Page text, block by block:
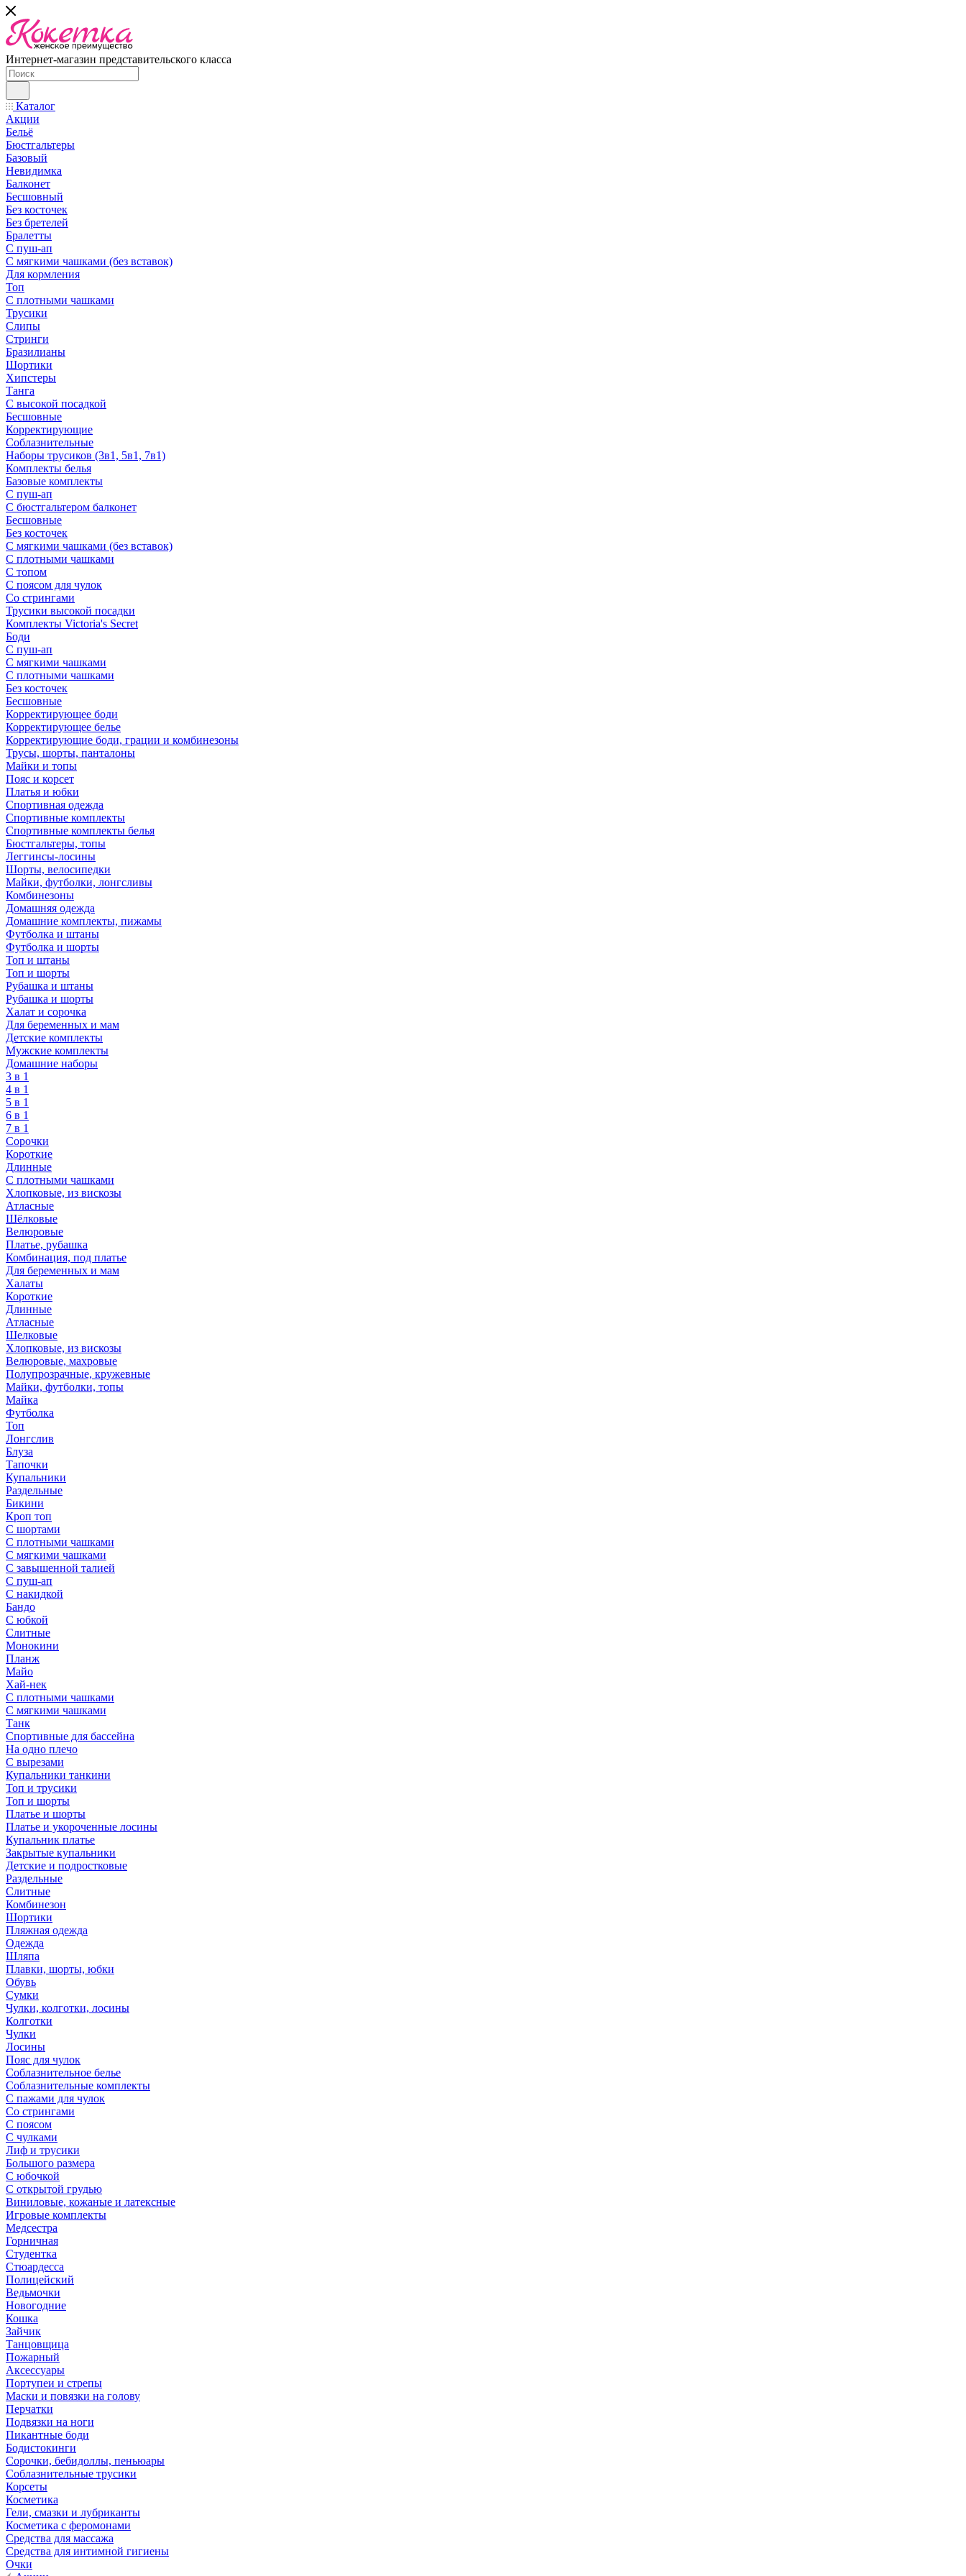
Интернет-магазин представительского класса
Каталог
Акции
Бельё
Бюстгальтеры
Базовый
Невидимка
Балконет
Бесшовный
Без косточек
Без бретелей
Бралетты
С пуш-ап
С мягкими чашками (без вставок)
Для кормления
Топ
С плотными чашками
Трусики
Слипы
Стринги
Бразилианы
Шортики
Хипстеры
Танга
С высокой посадкой
Бесшовные
Корректирующие
Соблазнительные
Наборы трусиков (3в1, 5в1, 7в1)
Комплекты белья
Базовые комплекты
С пуш-ап
С бюстгальтером балконет
Бесшовные
Без косточек
С мягкими чашками (без вставок)
С плотными чашками
С топом
С поясом для чулок
Со стрингами
Трусики высокой посадки
Комплекты Victoria's Secret
Боди
С пуш-ап
С мягкими чашками
С плотными чашками
Без косточек
Бесшовные
Корректирующее боди
Корректирующее белье
Корректирующие боди, грации и комбинезоны
Трусы, шорты, панталоны
Майки и топы
Пояс и корсет
Платья и юбки
Спортивная одежда
Спортивные комплекты
Спортивные комплекты белья
Бюстгальтеры, топы
Леггинсы-лосины
Шорты, велосипедки
Майки, футболки, лонгсливы
Комбинезоны
Домашняя одежда
Домашние комплекты, пижамы
Футболка и штаны
Футболка и шорты
Топ и штаны
Топ и шорты
Рубашка и штаны
Рубашка и шорты
Халат и сорочка
Для беременных и мам
Детские комплекты
Мужские комплекты
Домашние наборы
3 в 1
4 в 1
5 в 1
6 в 1
7 в 1
Сорочки
Короткие
Длинные
С плотными чашками
Хлопковые, из вискозы
Атласные
Шёлковые
Велюровые
Платье, рубашка
Комбинация, под платье
Для беременных и мам
Халаты
Короткие
Длинные
Атласные
Шелковые
Хлопковые, из вискозы
Велюровые, махровые
Полупрозрачные, кружевные
Майки, футболки, топы
Майка
Футболка
Топ
Лонгслив
Блуза
Тапочки
Купальники
Раздельные
Бикини
Кроп топ
С шортами
С плотными чашками
С мягкими чашками
С завышенной талией
С пуш-ап
С накидкой
Бандо
С юбкой
Слитные
Монокини
Планж
Майо
Хай-нек
С плотными чашками
С мягкими чашками
Танк
Спортивные для бассейна
На одно плечо
С вырезами
Купальники танкини
Топ и трусики
Топ и шорты
Платье и шорты
Платье и укороченные лосины
Купальник платье
Закрытые купальники
Детские и подростковые
Раздельные
Слитные
Комбинезон
Шортики
Пляжная одежда
Одежда
Шляпа
Плавки, шорты, юбки
Обувь
Сумки
Чулки, колготки, лосины
Колготки
Чулки
Лосины
Пояс для чулок
Соблазнительное белье
Соблазнительные комплекты
С пажами для чулок
Со стрингами
С поясом
С чулками
Лиф и трусики
Большого размера
С юбочкой
С открытой грудью
Виниловые, кожаные и латексные
Игровые комплекты
Медсестра
Горничная
Студентка
Стюардесса
Полицейский
Ведьмочки
Новогодние
Кошка
Зайчик
Танцовщица
Пожарный
Аксессуары
Портупеи и стрепы
Маски и повязки на голову
Перчатки
Подвязки на ноги
Пикантные боди
Бодистокинги
Сорочки, бебидоллы, пеньюары
Соблазнительные трусики
Корсеты
Косметика
Гели, смазки и лубриканты
Косметика с феромонами
Средства для массажа
Средства для интимной гигиены
Очки